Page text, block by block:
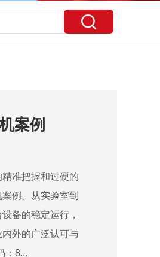
案例
准把握和过硬的
例。从实验室到
备的稳定运行，
外的广泛认可与
：8...